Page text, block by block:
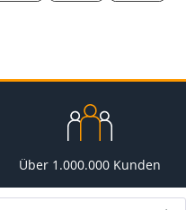
Über 1.000.000 Kunden